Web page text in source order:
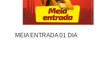
MEIA ENTRADA 01 DIA